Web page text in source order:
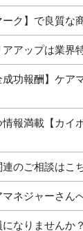
ク】で良質な
アップは業界
功報酬】ケア
報満載【カイ
のご相談はこ
ネジャーさん
なりませんか